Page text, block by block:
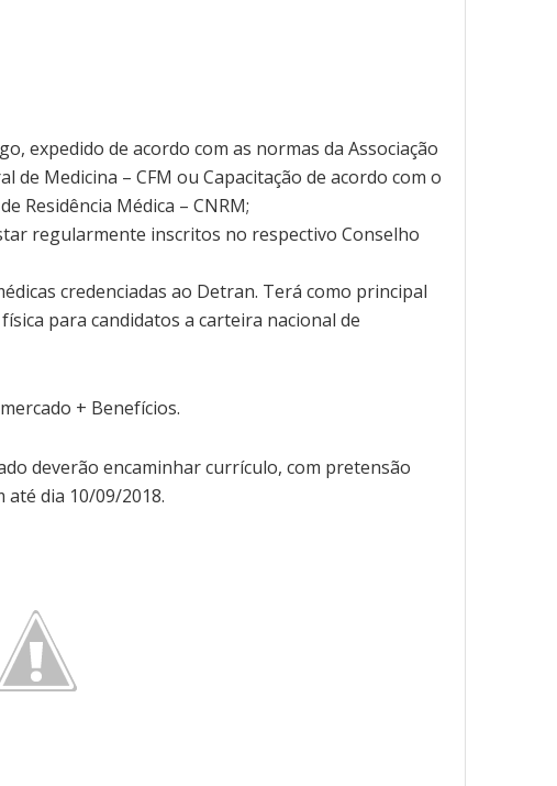
expedido de acordo com as normas da Associação
de Medicina – CFM ou Capacitação de acordo com o
Residência Médica – CNRM;
regularmente inscritos no respectivo Conselho
credenciadas ao Detran. Terá como principal
para candidatos a carteira nacional de
+ Benefícios.
deverão encaminhar currículo, com pretensão
até dia 10/09/2018.